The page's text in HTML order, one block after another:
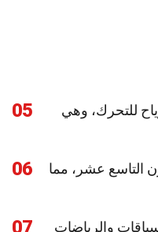
05
للتحرك، وهي
06
التاسع عشر، مما
07
والرياضات